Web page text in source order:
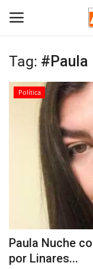
Inicio
Crónica
Policial
Tribunales
Deporte
Política
Espectáculos
Tag: #Paula
Política
Paula Nuche
por Linares...